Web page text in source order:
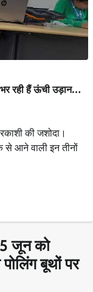
भर रही हैं ऊंची उड़ान…
की जशोदा।
से आने वाली इन तीनों
जून को
पोलिंग बूथों पर